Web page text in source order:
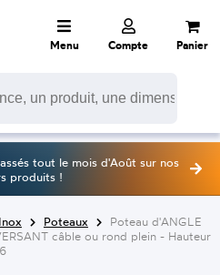
Menu Compte Panier
tout le mois d'Août sur nos
produits !
Inox Poteaux
Poteau d'ANGLE
câble ou rond plein - Hauteur